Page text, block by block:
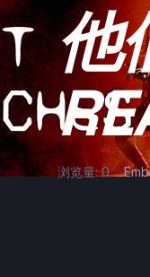
他
浏览量: 0